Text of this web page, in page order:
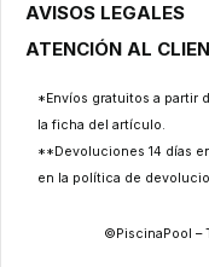
AVISOS LEGALES
ATENCIÓN AL
*Envíos gratuitos a partir
la ficha del artículo.
**Devoluciones 14 días
en la política de
© PiscinaPool –